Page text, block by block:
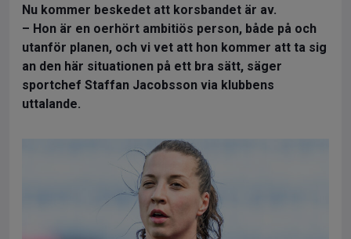
Nu kommer beskedet att korsbandet är av.
– Hon är en oerhört ambitiös person, både på och
utanför planen, och vi vet att hon kommer att ta sig
an den här situationen på ett bra sätt, säger
sportchef Staffan Jacobsson via klubbens
uttalande.